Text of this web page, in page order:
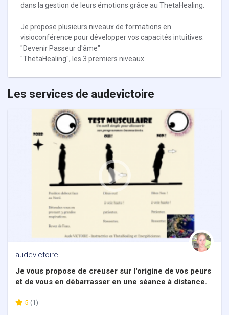
dans la gestion de leurs émotions grâce au ThetaHealing.
Je propose plusieurs niveaux de formations en
visioconférence pour développer vos capacités intuitives.
"Devenir Passeur d'âme"
"ThetaHealing", les 3 premiers niveaux.
Les services de audevictoire
audevictoire
Je vous propose de creuser sur l'origine de vos peurs
et de vous en débarrasser en une séance à distance.
5 (1)